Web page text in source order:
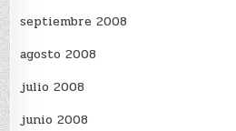
septiembre 2008
agosto 2008
julio 2008
junio 2008